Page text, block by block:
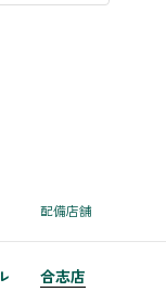
配備店舗
合志店